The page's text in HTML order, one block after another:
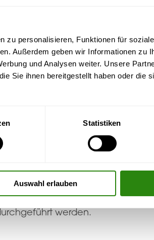
zu personalisieren, Funktionen für
Außerdem geben wir Informationen zu
und Analysen weiter. Unsere
Sie ihnen bereitgestellt haben oder die
Statistiken
Auswahl erlauben
FÜR EINE
kieferorthopädischen
Empathie möchten wir unseren
ihrer Behandlung
kompetenter und verlässlicher
Belange zu gelten. Bitte
und Prophylaxe
werden.